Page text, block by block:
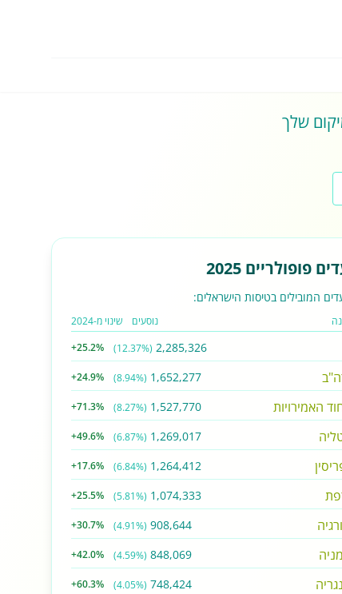
שלך
פופולריים 2025
המובילים בטיסות הישראלים:
נוסעים שינוי מ-2024
2,285,326
(12.37%)
+25.2%
1,652,277
(8.94%)
+24.9%
האמירויות 1,527,770
(8.27%)
+71.3%
1,269,017
(6.87%)
+49.6%
1,264,412
(6.84%)
+17.6%
1,074,333
(5.81%)
+25.5%
908,644
(4.91%)
+30.7%
848,069
(4.59%)
+42.0%
748,424
(4.05%)
+60.3%